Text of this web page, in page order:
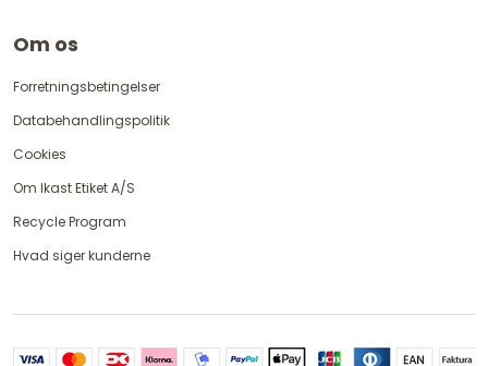
Om os
Forretningsbetingelser
Databehandlingspolitik
Cookies
Om Ikast Etiket A/S
Recycle Program
Hvad siger kunderne